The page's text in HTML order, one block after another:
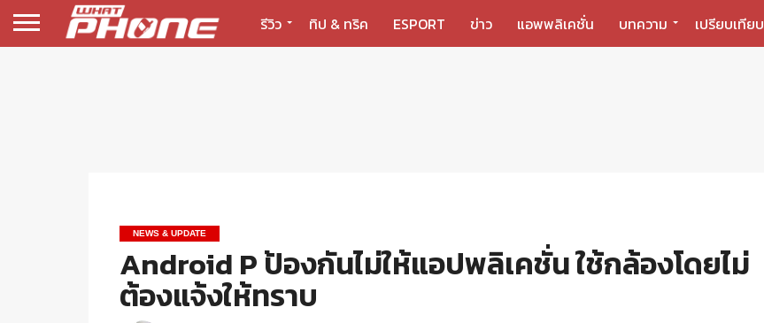
รีวิว ทิป & ทริค ESPORT ข่าว แอพพลิเคชั่น บทความ เปรียบเทียบ
NEWS & UPDATE
Android P ป้องกันไม่ให้แอปพลิเคชั่น ใช้กล้องโดยไม่
ต้องแจ้งให้ทราบ